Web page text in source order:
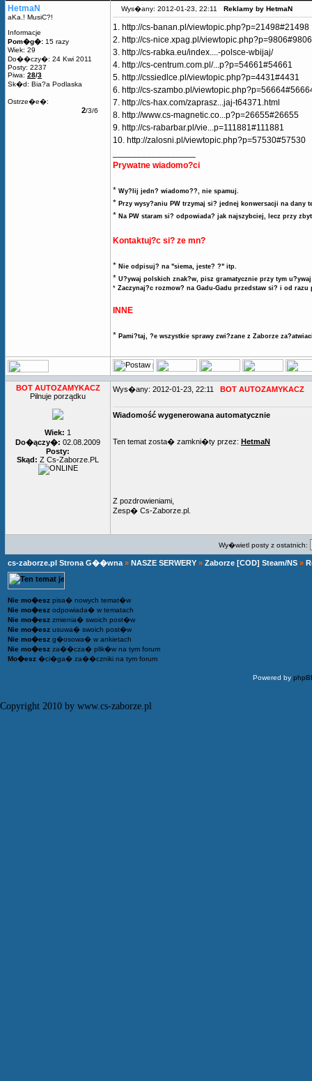
HetmaN
aKa.! MusiC?!
Informacje
Pom�g�: 15 razy
Wiek: 29
Do��czy�: 24 Kwi 2011
Posty: 2237
Piwa: 28/3
Sk�d: Bia?a Podlaska
Ostrze�e�:
2/3/6
Wys�any: 2012-01-23, 22:11 Reklamy by HetmaN
1. http://cs-banan.pl/viewtopic.php?p=21498#21498
2. http://cs-nice.xpag.pl/viewtopic.php?p=9806#9806
3. http://cs-rabka.eu/index....-polsce-wbijaj/
4. http://cs-centrum.com.pl/...p?p=54661#54661
5. http://cssiedlce.pl/viewtopic.php?p=4431#4431
6. http://cs-szambo.pl/
7. http://cs-hax.com/zaprasz...jaj-t64371.html
8. http://www.cs-magnetic.co...p?p=26655#26655
9. http://cs-rabarbar.pl/vie...p=111881#111881
10. http://zalosni.pl/viewtopic.php?p=57530#57530
Prywatne wiadomo?ci
* Wy?lij jedn? wiadomo??, nie spamuj.
* Przy wysy?aniu PW trzymaj si? jednej konwersacji na dany
* Na PW staram si? odpowiada? jak najszybciej, lecz przy
Kontaktuj?c si? ze mn?
* Nie odpisuj? na "siema, jeste? ?" itp.
* U?ywaj polskich znak?w, pisz gramatycznie przy tym
* Zaczynaj?c rozmow? na Gadu-Gadu przedstaw si? i od
INNE
* Pami?taj, ?e wszystkie sprawy zwi?zane z Zaborze
BOT AUTOZAMYKACZ
Pilnuje porządku
Wiek: 1
Do�ączy�: 02.08.2009
Posty:
Skąd: Z Cs-Zaborze.PL
Wys�any: 2012-01-23, 22:11 BOT AUTOZAMYKACZ
Wiadomość wygenerowana automatycznie
Ten temat zosta� zamkni�ty przez: HetmaN
Z pozdrowieniami,
Zesp� Cs-Zaborze.pl.
Wy�wietl posty z ostatnich:
cs-zaborze.pl Strona G��wna » NASZE SERWERY » Zaborze [COD] Steam/NS »
Nie mo�esz pisa� nowych temat�w
Nie mo�esz odpowiada� w tematach
Nie mo�esz zmienia� swoich post�w
Nie mo�esz usuwa� swoich post�w
Nie mo�esz g�osowa� w ankietach
Nie mo�esz za��cza� plik�w na tym forum
Mo�esz �ci�ga� za��czniki na tym forum
Powered by
Copyright 2010 by www.cs-zaborze.pl